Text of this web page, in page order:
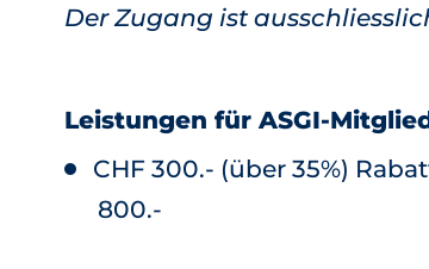
Der Zugang ist
Leistungen für ASGI-
CHF 300.- (über 35%)
800.-